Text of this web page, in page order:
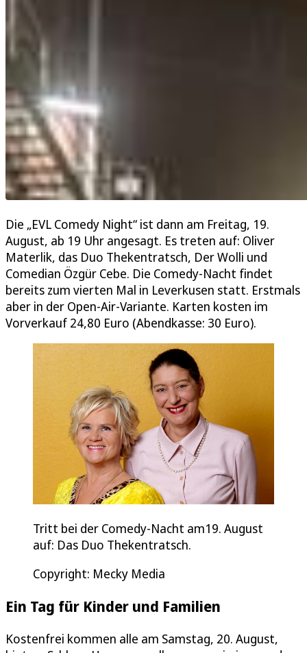
Die „EVL Comedy Night“ ist dann am Freitag, 19.
August, ab 19 Uhr angesagt. Es treten auf: Oliver
Materlik, das Duo Thekentratsch, Der Wolli und
Comedian Özgür Cebe. Die Comedy-Nacht findet
bereits zum vierten Mal in Leverkusen statt. Erstmals
aber in der Open-Air-Variante. Karten kosten im
Vorverkauf 24,80 Euro (Abendkasse: 30 Euro).
Tritt bei der Comedy-Nacht am19. August
auf: Das Duo Thekentratsch.
Copyright: Mecky Media
Ein Tag für Kinder und Familien
Kostenfrei kommen alle am Samstag, 20. August,